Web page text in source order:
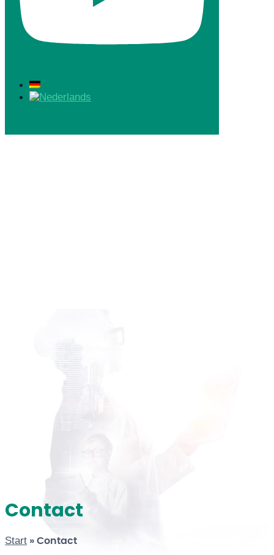
Contact
Start » Contact